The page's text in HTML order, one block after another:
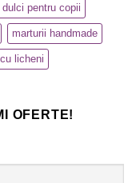
pentru copii
marturii handmade
licheni
OFERTE!